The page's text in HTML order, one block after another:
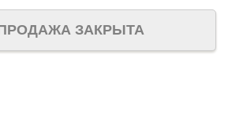
ЗАКРЫТА